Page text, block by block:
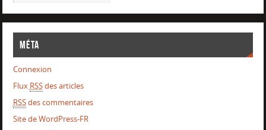
Méta
Connexion
Flux RSSdes articles
RSSdes commentaires
Site de WordPress-FR